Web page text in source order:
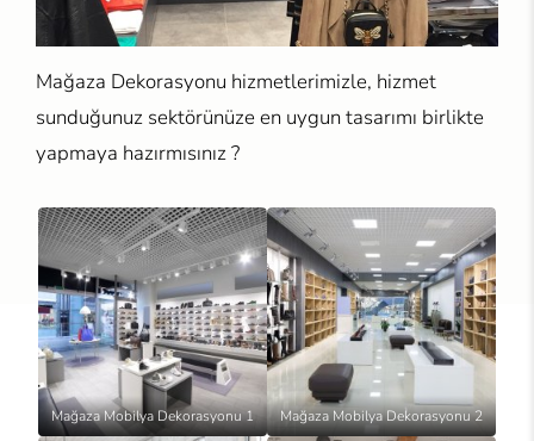
Mağaza Dekorasyonu hizmetlerimizle, hizmet
sunduğunuz sektörünüze en uygun tasarımı birlikte
yapmaya hazırmısınız ?
Mağaza Mobilya Dekorasyonu 1 Mağaza Mobilya Dekorasyonu 2